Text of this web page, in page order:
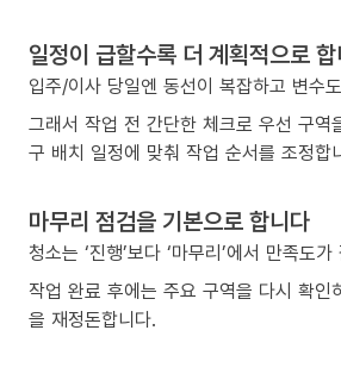
일정이 급할수록 더 계획적으로
입주/이사 당일엔 동선이 복잡하고 변수
그래서 작업 전 간단한 체크로 우선 구역
구 배치 일정에 맞춰 작업 순서를 조정합
마무리 점검을 기본으로 합니다
청소는 ‘진행’보다 ‘마무리’에서 만족도
작업 완료 후에는 주요 구역을 다시 확인
을 재정돈합니다.